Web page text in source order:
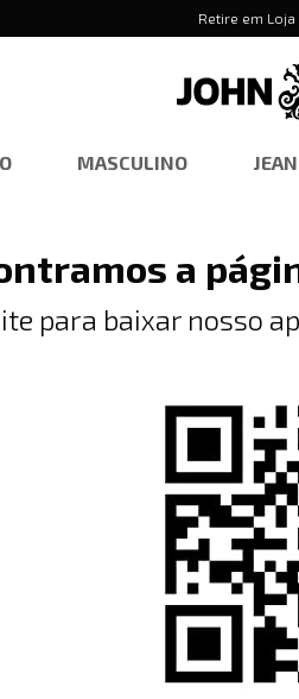
Retire em Loja
MASCULINO
a
para baixar nosso